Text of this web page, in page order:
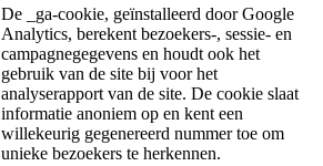
De _ga-cookie, geïnstalleerd door Google
Analytics, berekent bezoekers-, sessie- en
campagnegegevens en houdt ook het
gebruik van de site bij voor het
analyserapport van de site. De cookie slaat
informatie anoniem op en kent een
willekeurig gegenereerd nummer toe om
unieke bezoekers te herkennen.